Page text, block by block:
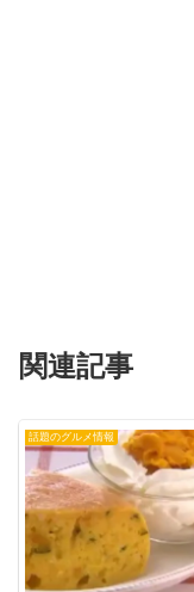
関連記事
話題のグルメ情報